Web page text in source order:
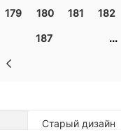
179 180 181 182
187 ...
Старый дизайн